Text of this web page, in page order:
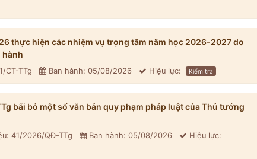
thực hiện các nhiệm vụ trọng tâm năm học 2026-2027 do
hành
CT-TTg Ban hành: 05/08/2026 Hiệu lực: Kiểm tra
bãi bỏ một số văn bản quy phạm pháp luật của Thủ tướng
41/2026/QĐ-TTg Ban hành: 05/08/2026 Hiệu lực: